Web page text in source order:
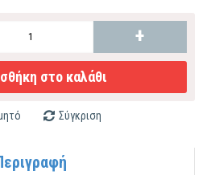
+
στο καλάθι
Σύγκριση